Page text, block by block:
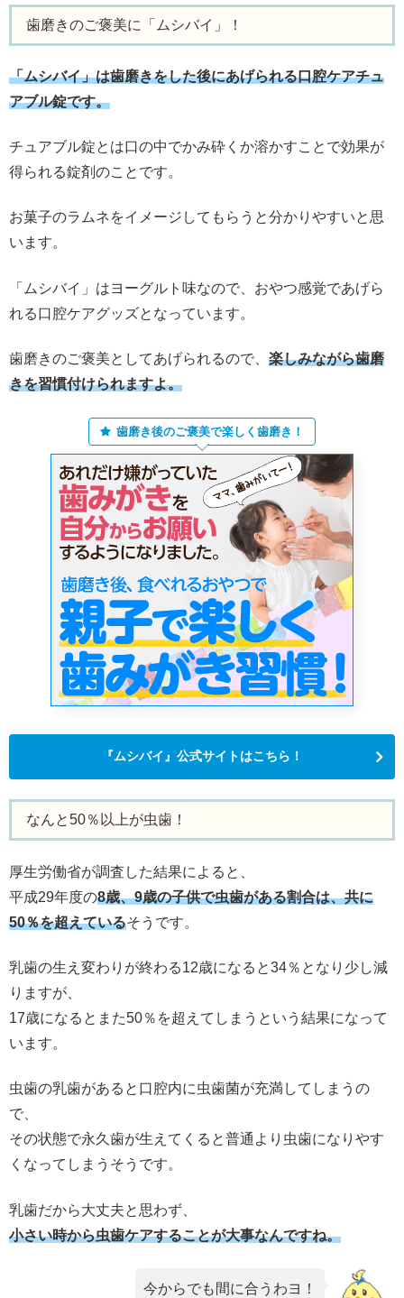
歯磨きのご褒美に「ムシバイ」！
「ムシバイ」は歯磨きをした後にあげられる口腔ケアチュ
アブル錠です。
チュアブル錠とは口の中でかみ砕くか溶かすことで効果が
得られる錠剤のことです。
お菓子のラムネをイメージしてもらうと分かりやすいと思
います。
「ムシバイ」はヨーグルト味なので、おやつ感覚であげら
れる口腔ケアグッズとなっています。
歯磨きのご褒美としてあげられるので、 楽しみながら歯磨
きを習慣付けられますよ。
歯磨き後のご褒美で楽しく歯磨き！
『ムシバイ』公式サイトはこちら！
なんと50％以上が虫歯！
厚生労働省が調査した結果によると、
平成29年度の8歳、9歳の子供で虫歯がある割合は、共に
50％を超えているそうです。
乳歯の生え変わりが終わる12歳になると34％となり少し減
りますが、
17歳になるとまた50％を超えてしまうという結果になって
います。
虫歯の乳歯があると口腔内に虫歯菌が充満してしまうの
で、
その状態で永久歯が生えてくると普通より虫歯になりやす
くなってしまうそうです。
乳歯だから大丈夫と思わず、
小さい時から虫歯ケアすることが大事なんですね。
今からでも間に合うわヨ！